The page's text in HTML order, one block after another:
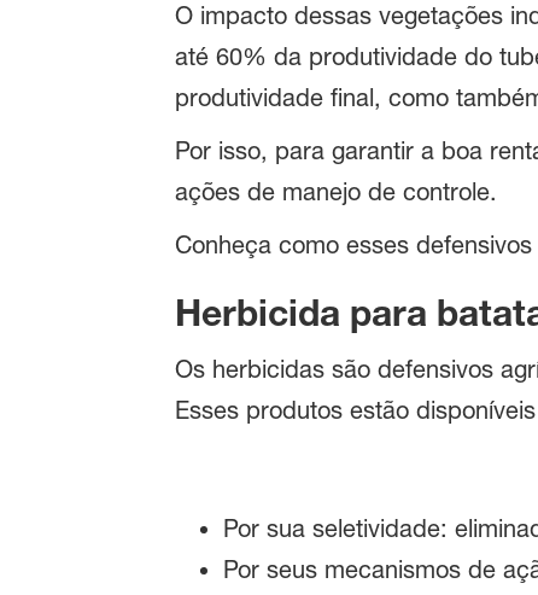
O impacto dessas vegetações
até 60% da produtividade do
produtividade final, como
Por isso, para garantir a boa
ações de manejo de controle.
Conheça como esses
Herbicida para
Os herbicidas são defensivos
Esses produtos estão
Por sua seletividade:
Por seus mecanismos de